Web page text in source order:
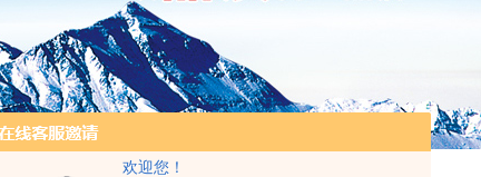
欢迎您！